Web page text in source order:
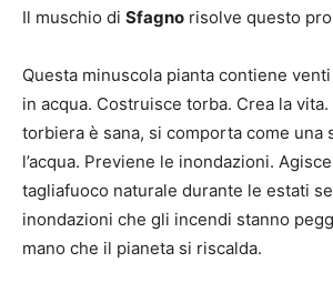
Il muschio di Sfagno risolve questo
Questa minuscola pianta contiene
in acqua. Costruisce torba. Crea la vita.
torbiera è sana, si comporta come una
l’acqua. Previene le inondazioni.
tagliafuoco naturale durante le estati
inondazioni che gli incendi stanno
mano che il pianeta si riscalda.